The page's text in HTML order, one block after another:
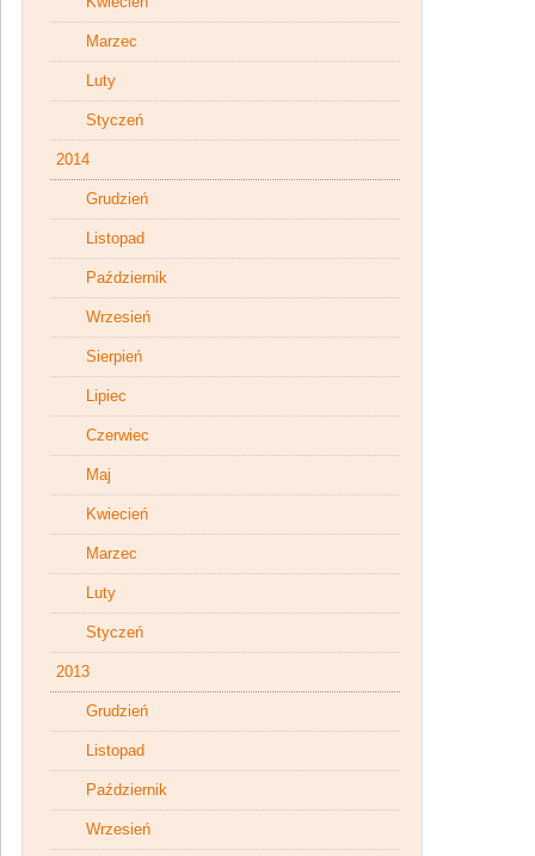
Marzec
Luty
Styczeń
2014
Grudzień
Listopad
Październik
Wrzesień
Sierpień
Lipiec
Czerwiec
Maj
Kwiecień
Marzec
Luty
Styczeń
2013
Grudzień
Listopad
Październik
Wrzesień